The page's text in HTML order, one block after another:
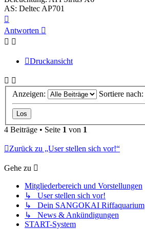
AS: Deltec AP701
oben
Antworten
Druckansicht
Anzeigen: Sortiere nach:
4 Beiträge • Seite 1 von 1
Zurück zu „User stellen sich vor!“
Gehe zu
Mitgliederbereich und Vorstellungen
↳ User stellen sich vor!
↳ Dein SANGOKAI Riffaquarium
↳ News & Ankündigungen
START-System